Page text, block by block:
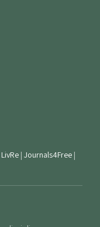
LivRe | Journals4Free |